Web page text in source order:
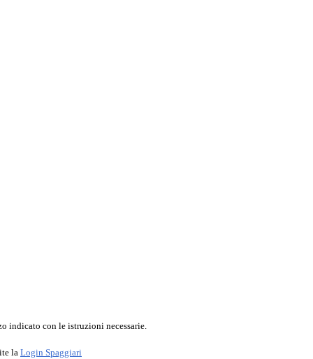
indicato con le istruzioni necessarie.
la Login Spaggiari